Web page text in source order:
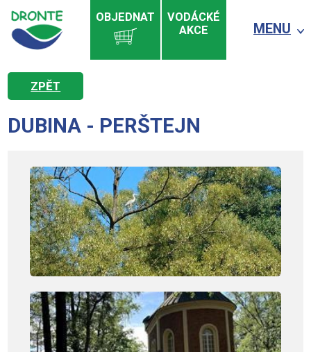
OBJEDNAT
VODÁCKÉ
AKCE
MENU
ZPĚT
DUBINA - PERŠTEJN